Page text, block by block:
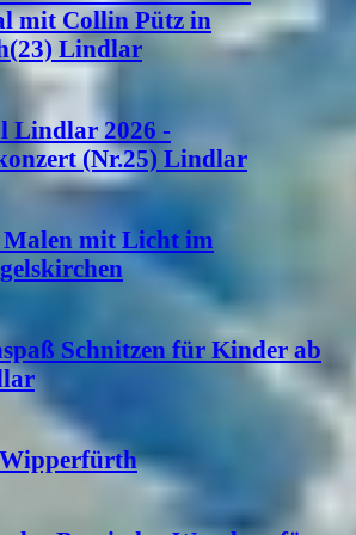
mit Collin Pütz in
Lindlar
Lindlar 2026 -
(Nr.25) Lindlar
mit Licht im
Schnitzen für Kinder ab